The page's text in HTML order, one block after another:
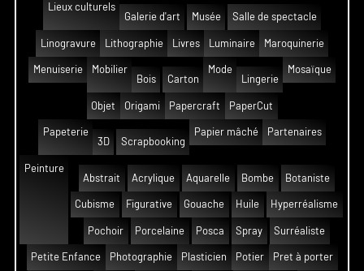
Lieux culturels
Galerie d'art
Musée Salle de spectacle
Linogravure Lithographie Livres Luminaire Maroquinerie
Menuiserie
Mobilier
Bois
Carton
Mode
Lingerie
Mosaïque
Objet Origami Papercraft PaperCut
Papeterie
3D
Scrapbooking
Papier mâché Partenaires
Peinture
Abstrait
Acrylique Aquarelle Bombe Botaniste
Cubisme Figurative Gouache Huile Hyperréalisme
Pochoir Porcelaine Posca Spray Surréaliste
Petite Enfance Photographie Plasticien Potier Pret à porter